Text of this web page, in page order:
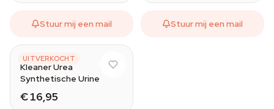
Stuur mij een mail Stuur mij een mail
UITVERKOCHT
KLEANER
Kleaner Urea
Synthetische Urine
€ 16,95